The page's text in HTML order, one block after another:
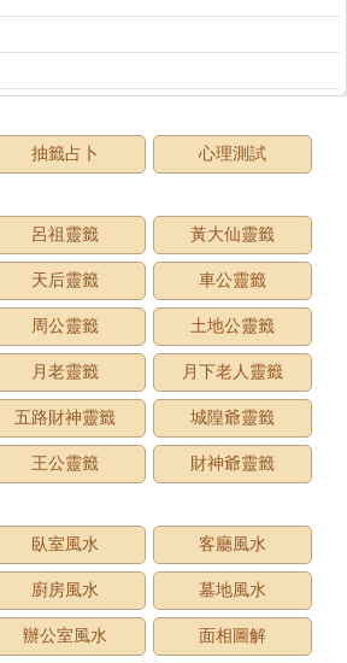
抽籤占卜 心理測試
呂祖靈籤 黃大仙靈籤
天后靈籤 車公靈籤
周公靈籤 土地公靈籤
月老靈籤 月下老人靈籤
五路財神靈籤 城隍爺靈籤
王公靈籤 財神爺靈籤
臥室風水 客廳風水
廚房風水 墓地風水
辦公室風水 面相圖解